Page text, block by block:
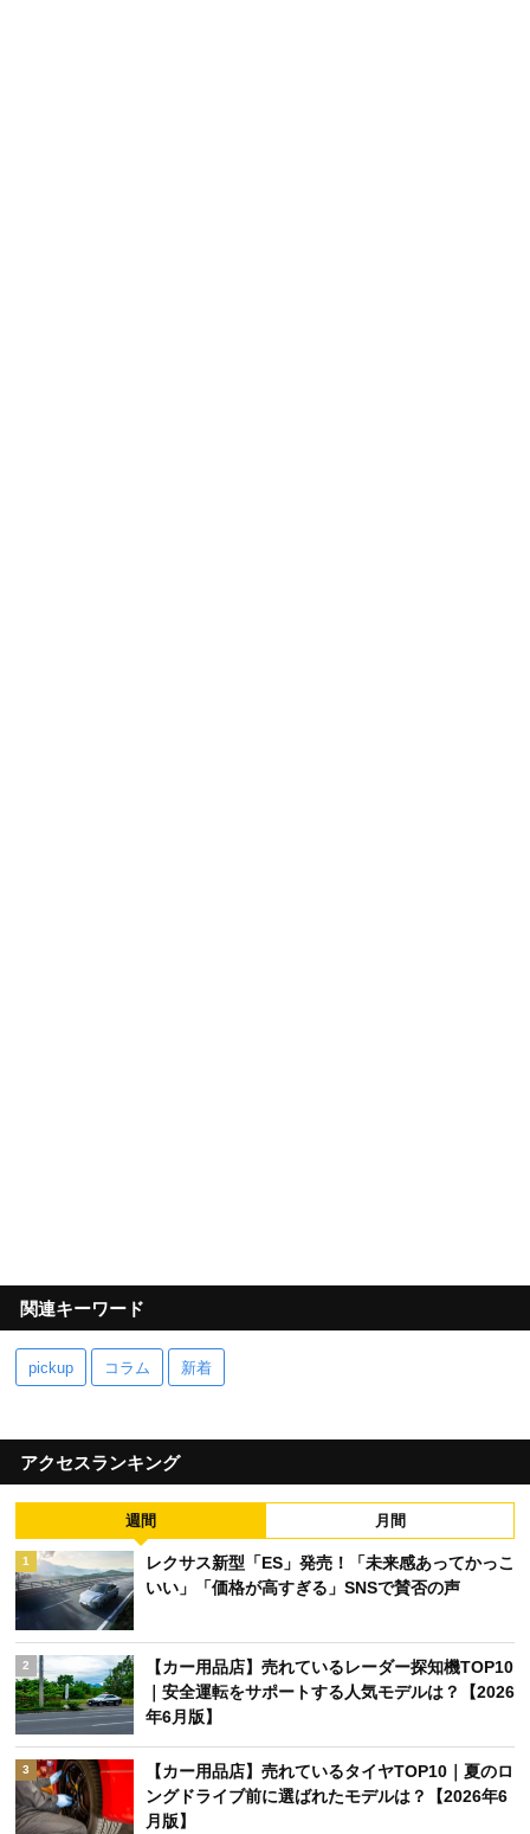
関連キーワード
pickup コラム 新着
アクセスランキング
週間 月間
1
レクサス新型「ES」発売！「未来感あってかっこ
いい」「価格が高すぎる」SNSで賛否の声
2
【カー用品店】売れているレーダー探知機TOP10
｜安全運転をサポートする人気モデルは？【2026
年6月版】
3
【カー用品店】売れているタイヤTOP10｜夏のロ
ングドライブ前に選ばれたモデルは？【2026年6
月版】